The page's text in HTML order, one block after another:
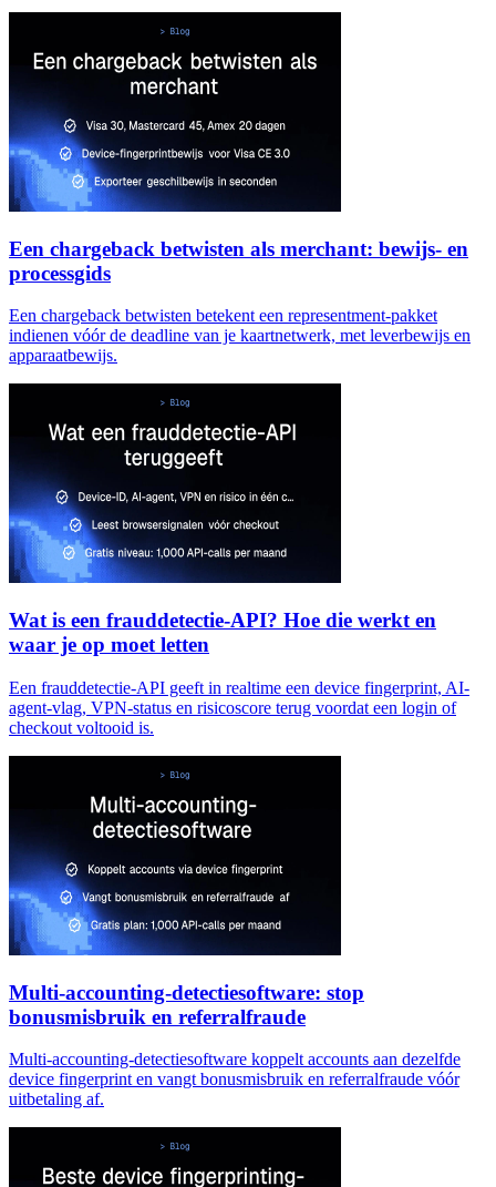
Een chargeback betwisten als merchant: bewijs- en
processgids
Een chargeback betwisten betekent een representment-pakket
indienen vóór de deadline van je kaartnetwerk, met leverbewijs en
apparaatbewijs.
Wat is een frauddetectie-API? Hoe die werkt en
waar je op moet letten
Een frauddetectie-API geeft in realtime een device fingerprint, AI-
agent-vlag, VPN-status en risicoscore terug voordat een login of
checkout voltooid is.
Multi-accounting-detectiesoftware: stop
bonusmisbruik en referralfraude
Multi-accounting-detectiesoftware koppelt accounts aan dezelfde
device fingerprint en vangt bonusmisbruik en referralfraude vóór
uitbetaling af.